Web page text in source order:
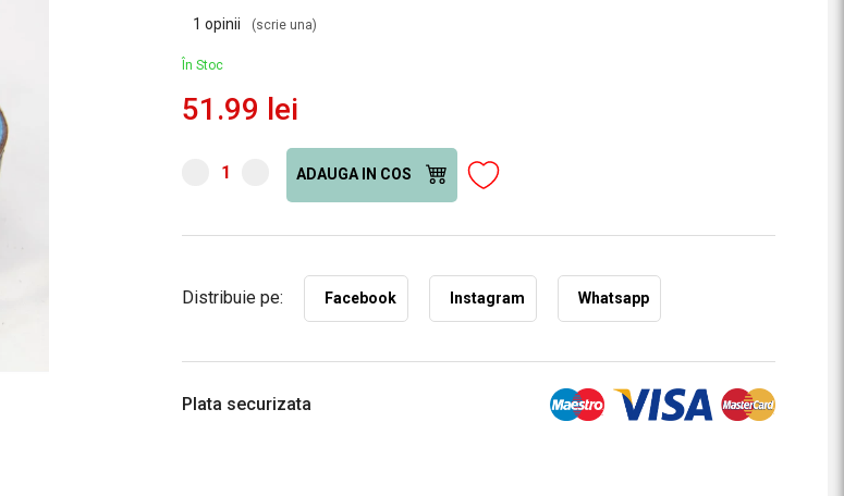
1 opinii (scrie una)
În Stoc
51.99 lei
ADAUGA IN COS
Distribuie pe: Facebook Instagram Whatsapp
Plata securizata